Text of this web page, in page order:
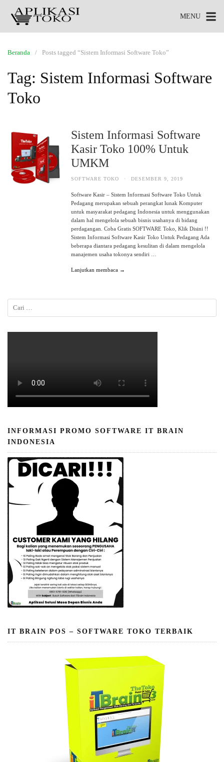
MENU
Beranda Posts tagged “Sistem Informasi Software Toko”
Tag: Sistem Informasi Software
Toko
Sistem Informasi Software
Kasir Toko 100% Untuk
UMKM
SOFTWARE TOKO · DESEMBER 9, 2019
Software Kasir – Sistem Informasi Software Toko Untuk
Pedagang merupakan sebuah perangkat lunak Komputer
untuk masyarakat pedagang Indonesia untuk menggunakan
dalam hal mengelola sebuah bisnis usahanya di bidang
perdagangan. Coba Gratis SOFTWARE Toko, Klik Disini !!
Sistem Informasi Software Kasir Toko Untuk Pedagang Ada
beberapa diantara pedagang kesulitan di dalam mengelola
manajemen usaha tokonya sendiri …
Lanjutkan membaca →
INFORMASI PROMO SOFTWARE IT BRAIN
INDONESIA
IT BRAIN POS – SOFTWARE TOKO TERBAIK